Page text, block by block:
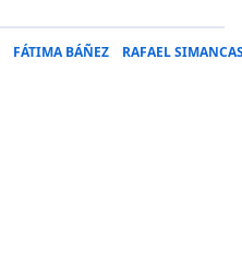
FÁTIMA BÁÑEZ RAFAEL